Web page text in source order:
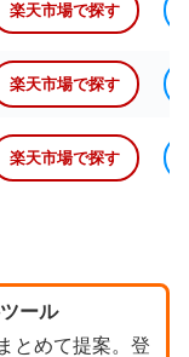
楽天市場で探す
楽天市場で探す
楽天市場で探す
ール
とめて提案。登